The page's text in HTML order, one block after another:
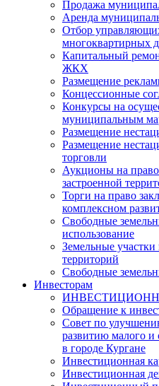
Продажа
Аренда
Отбор
многоквартирных
Капитальный
ЖКХ
Размещение
Концессионные
Конкурсы на
муниципальным
Размещение
Размещение
торговли
Аукционы на право
застроенной
Торги на право
комплексном
Свободные
использование
Земельные участки
территорий
Свободные
Инвесторам
Обращение к
Совет по
развитию малого и
в городе Кургане
Инвестиционная
Инвестиционная